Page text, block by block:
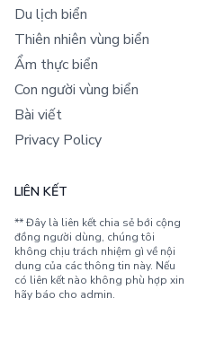
Du lịch biển
Thiên nhiên vùng biển
Ẩm thực biển
Con người vùng biển
Bài viết
Privacy Policy
LIÊN KẾT
** Đây là liên kết chia sẻ bới cộng
đồng người dùng, chúng tôi
không chịu trách nhiệm gì về nội
dung của các thông tin này. Nếu
có liên kết nào không phù hợp xin
hãy báo cho admin.